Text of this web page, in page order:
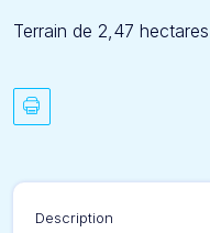
Terrain de 2,47
Description